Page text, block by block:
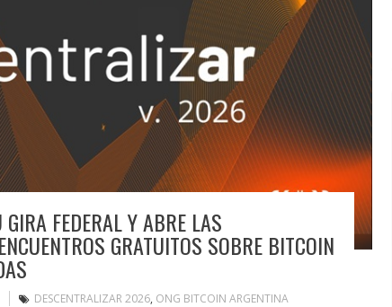
FEDERAL Y ABRE LAS
GRATUITOS SOBRE BITCOIN
DESCENTRALIZAR 2026, ONG BITCOIN ARGENTINA